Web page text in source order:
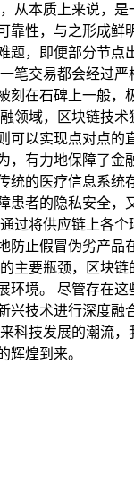
从本质上来说，是
靠性，与之形成鲜
，即便部分节点
笔交易都会经过严
刻在石碑上一般，
域，区块链技术
可以实现点对点的
有力地保障了金
的医疗信息系统
患者的隐私安全，
过将供应链上各
防止假冒伪劣产品
主要瓶颈，区块
环境。 尽管存在
技术进行深度融
科技发展的潮流，
煌到来。